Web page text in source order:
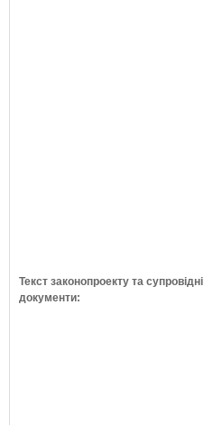
Текст законопроекту та супровідні
документи: